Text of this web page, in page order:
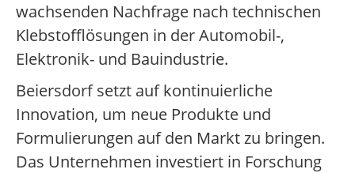
wachsenden Nachfrage nach technischen
Klebstofflösungen in der Automobil-,
Elektronik- und Bauindustrie.
Beiersdorf setzt auf kontinuierliche
Innovation, um neue Produkte und
Formulierungen auf den Markt zu bringen.
Das Unternehmen investiert in Forschung